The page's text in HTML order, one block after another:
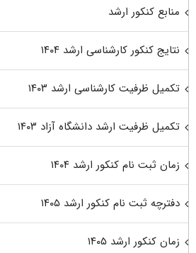
منابع کنکور ارشد
نتایج کنکور کارشناسی ارشد ۱۴۰۴
تکمیل ظرفیت کارشناسی ارشد ۱۴۰۳
تکمیل ظرفیت ارشد دانشگاه آزاد ۱۴۰۳
زمان ثبت نام کنکور ارشد ۱۴۰۴
دفترچه ثبت نام کنکور ارشد ۱۴۰۵
زمان کنکور ارشد ۱۴۰۵